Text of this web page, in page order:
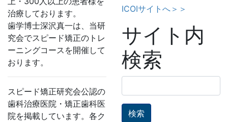
治療しております。
歯学博士深沢真一は、当研
究会でスピード矯正のトレ
ーニングコースを開催して
おります。
スピード矯正研究会公認の
歯科治療医院・矯正歯科医
院を掲載しています。各ク
ICOIサイトへ＞＞
サイト内
検索
索: